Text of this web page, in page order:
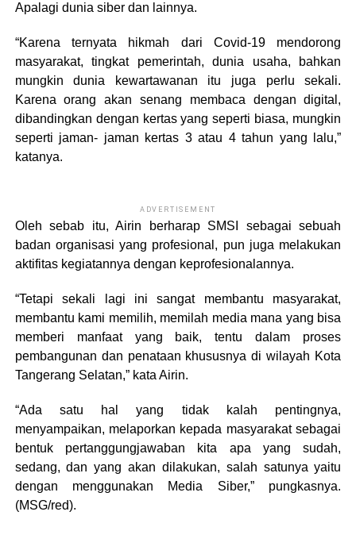
Apalagi dunia siber dan lainnya.
“Karena ternyata hikmah dari Covid-19 mendorong
masyarakat, tingkat pemerintah, dunia usaha, bahkan
mungkin dunia kewartawanan itu juga perlu sekali.
Karena orang akan senang membaca dengan digital,
dibandingkan dengan kertas yang seperti biasa, mungkin
seperti jaman- jaman kertas 3 atau 4 tahun yang lalu,”
katanya.
ADVERTISEMENT
Oleh sebab itu, Airin berharap SMSI sebagai sebuah
badan organisasi yang profesional, pun juga melakukan
aktifitas kegiatannya dengan keprofesionalannya.
“Tetapi sekali lagi ini sangat membantu masyarakat,
membantu kami memilih, memilah media mana yang bisa
memberi manfaat yang baik, tentu dalam proses
pembangunan dan penataan khususnya di wilayah Kota
Tangerang Selatan,” kata Airin.
“Ada satu hal yang tidak kalah pentingnya,
menyampaikan, melaporkan kepada masyarakat sebagai
bentuk pertanggungjawaban kita apa yang sudah,
sedang, dan yang akan dilakukan, salah satunya yaitu
dengan menggunakan Media Siber,” pungkasnya.
(MSG/red).